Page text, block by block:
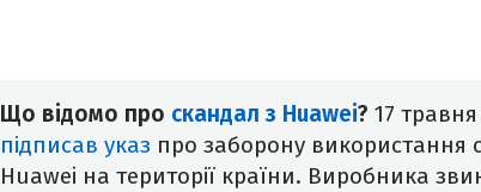
Що відомо про скандал з Huawei? 17
підписав указ про заборону використання
Huawei на території країни. Виробника